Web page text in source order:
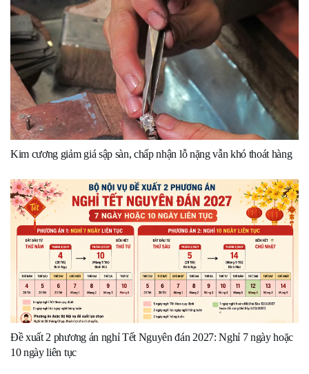
Kim cương giảm giá sập sàn, chấp nhận lỗ nặng vẫn khó thoát hàng
Đề xuất 2 phương án nghỉ Tết Nguyên đán 2027: Nghỉ 7 ngày hoặc
10 ngày liên tục